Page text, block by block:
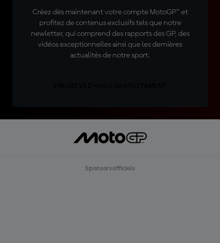
Créez dès maintenant votre compte MotoGP™ et
profitez de contenus exclusifs tels que notre
newletter, qui comprend des rapports des GP, des
vidéos exceptionnelles ainsi que les dernières
actualités de notre sport.
Sponsors officiels